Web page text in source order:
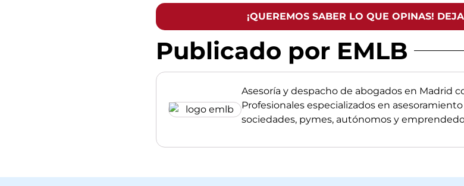
¡QUEREMOS SABER LO QUE OPINAS!
Publicado por EMLB
Asesoría y despacho de abogados en Madrid
Profesionales especializados en
sociedades, pymes, autónomos y